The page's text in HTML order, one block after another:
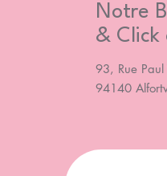
Notre
& Click
93, Rue
94140